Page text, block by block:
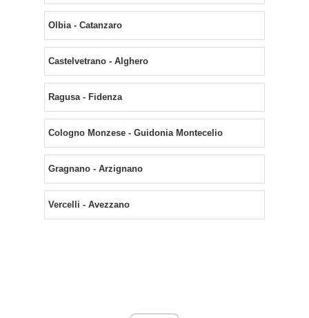
Olbia - Catanzaro
Castelvetrano - Alghero
Ragusa - Fidenza
Cologno Monzese - Guidonia Montecelio
Gragnano - Arzignano
Vercelli - Avezzano